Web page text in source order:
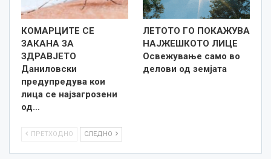
КОМАРЦИТЕ СЕ
ЗАКАНА ЗА
ЗДРАВЈЕТО
Даниловски
предупредува кои
лица се најзагрозени
од…
ЛЕТОТО ГО ПОКАЖУВА
НАЈЖЕШКОТО ЛИЦE
Освежување само во
делови од земјата
ПРЕТХОДНО СЛЕДНО